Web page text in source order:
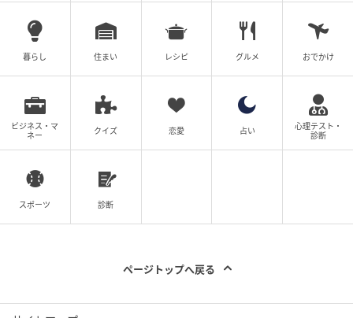
暮らし 住まい レシピ グルメ おでかけ
ビジネス・マ
ネー
クイズ 恋愛 占い
心理テスト・
診断
スポーツ 診断
ページトップへ戻る